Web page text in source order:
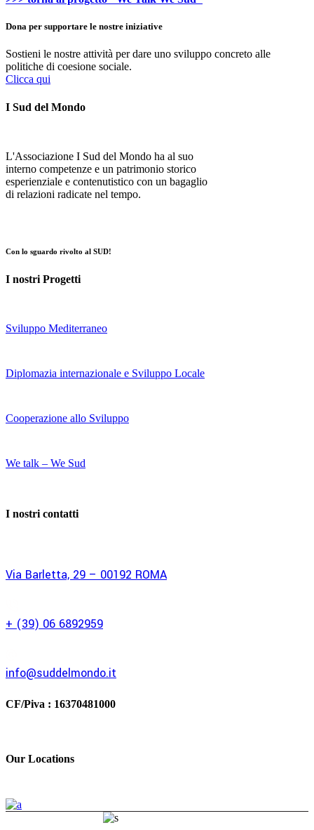
Dona per supportare le nostre iniziative
Sostieni le nostre attività per dare uno sviluppo concreto alle
politiche di coesione sociale.
Clicca qui
I Sud del Mondo
L'Associazione I Sud del Mondo ha al suo
interno competenze e un patrimonio storico
esperienziale e contenutistico con un bagaglio
di relazioni radicate nel tempo.
Con lo sguardo rivolto al SUD!
I nostri Progetti
Sviluppo Mediterraneo
Diplomazia internazionale e Sviluppo Locale
Cooperazione allo Sviluppo
We talk – We Sud
I nostri contatti
Via Barletta, 29 – 00192 ROMA
+ (39) 06 6892959
info@suddelmondo.it
CF/Piva : 16370481000
Our Locations